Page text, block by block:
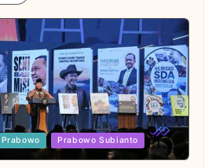
Prabowo Prabowo Subianto